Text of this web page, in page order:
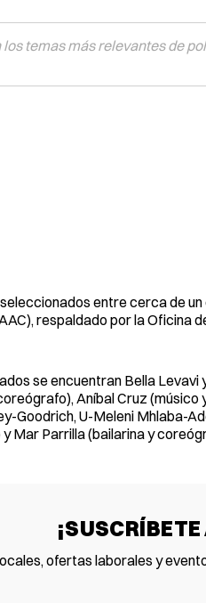
temas más relevantes de
entre cerca de
respaldado por la Oficina
se encuentran Bella
Aníbal Cruz
Goodrich, U-Meleni Mhlaba-
Mar Parrilla (bailarina y
ofertas laborales y